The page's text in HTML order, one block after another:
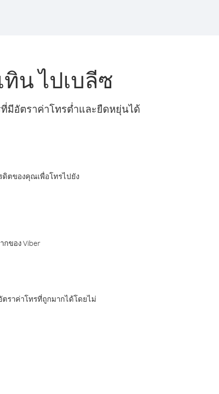
น ไปเบลีซ
มีอัตราค่าโทรต่ำและยืดหยุ่นได้
ดิตของคุณเพื่อโทรไปยัง
กของ Viber
ราค่าโทรที่ถูกมากได้โดยไม่